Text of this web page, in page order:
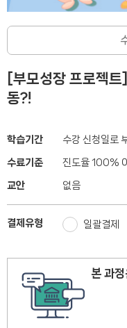
[부모성장 프로젝
동?!
학습기간 수강 신청일로
수료기준 진도율 100%
교안 없음
결제유형 일괄결제
본 과